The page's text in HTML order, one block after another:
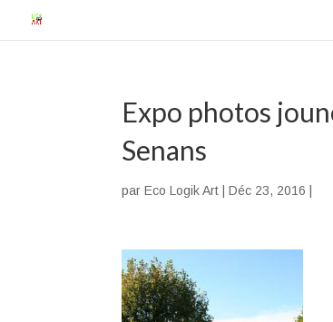
Expo photos
Senans
parEco Logik Art |Déc 23, 2016